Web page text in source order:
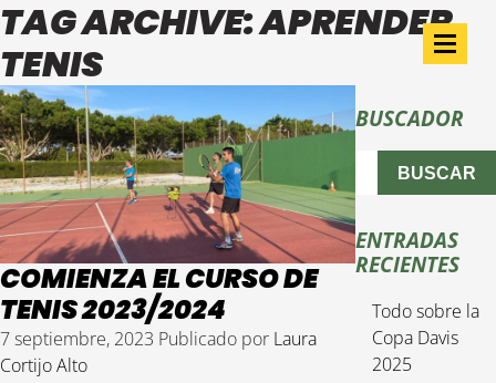
TAG ARCHIVE: APRENDER
TENIS
COMIENZA EL CURSO DE
TENIS 2023/2024
7 septiembre, 2023 Publicado por Laura
Cortijo Alto
BUSCADOR
BUSCAR
ENTRADAS
RECIENTES
Todo sobre la
Copa Davis
2025